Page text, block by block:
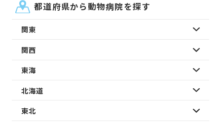
都道府県から動物病院を探す
関東
関西
東海
北海道
東北